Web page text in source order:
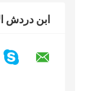
ابن دردش